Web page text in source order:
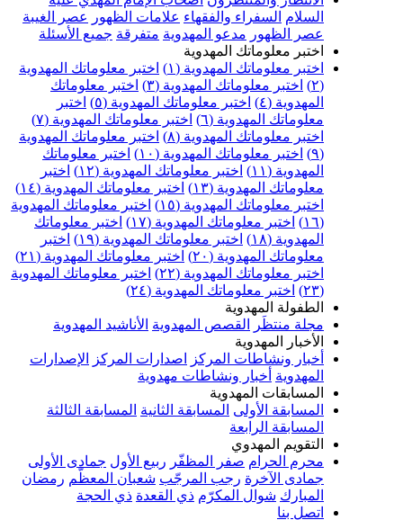
السفراء والفقهاء علامات الظهور عصر الغيبة
مدعو المهدوية متفرقة جميع الأسئلة
معلوماتك المهدوية
معلوماتك المهدوية (١)
اختبر معلوماتك المهدوية
اختبر معلوماتك المهدوية (٣)
اختبر معلوماتك
اختبر معلوماتك المهدوية (٥)
اختبر
المهدوية (٦)
اختبر معلوماتك المهدوية (٧)
معلوماتك المهدوية (٨)
اختبر معلوماتك المهدوية
اختبر معلوماتك المهدوية (١٠)
اختبر معلوماتك
اختبر معلوماتك المهدوية (١٢)
اختبر
المهدوية (١٣)
اختبر معلوماتك المهدوية (١٤)
معلوماتك المهدوية (١٥)
اختبر معلوماتك المهدوية
اختبر معلوماتك المهدوية (١٧)
اختبر معلوماتك
اختبر معلوماتك المهدوية (١٩)
اختبر
المهدوية (٢٠)
اختبر معلوماتك المهدوية (٢١)
معلوماتك المهدوية (٢٢)
اختبر معلوماتك المهدوية
اختبر معلوماتك المهدوية (٢٤)
المهدوية
منتظَر
القصص المهدوية الأناشيد المهدوية
المهدوية
ونشاطات المركز اصدارات المركز الإصدارات
أخبار ونشاطات مهدوية
المهدوية
الأولى المسابقة الثانية المسابقة الثالثة
الرابعة
المهدوي
الحرام
صفر المظفّر ربيع الأول جمادى الأولى
رجب المرجّب شعبان المعظّم رمضان
شوال المكرّم ذي القعدة ذي الحجة